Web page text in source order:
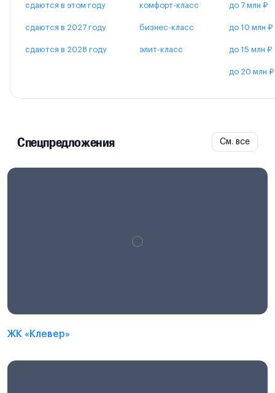
сдаются в этом году
сдаются в 2027 году
сдаются в 2028 году
комфорт-класс
бизнес-класс
элит-класс
до 7 млн ₽
до 10 млн ₽
до 15 млн ₽
до 20 млн ₽
Спецпредложения См. все
ЖК «Клевер»